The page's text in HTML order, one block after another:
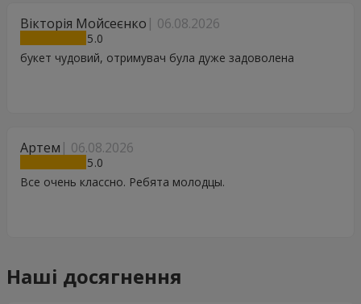
Вікторія Мойсеєнко 06.08.2026
5
букет чудовий, отримувач була дуже задоволена
Артем 06.08.2026
5
Все очень классно. Ребята молодцы.
Наші досягнення